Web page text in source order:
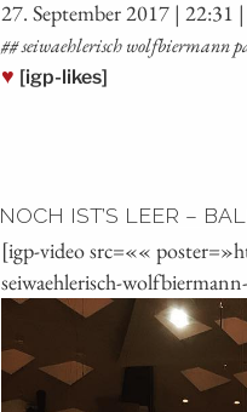
27. Sep­tem­ber 2017 | 22:31
## sei­waeh­le­risch
♥ [igp-likes]
NOCH IST’S LEER –
[igp-video src=««
seiwaehlerisch-